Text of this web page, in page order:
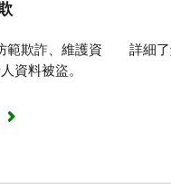
範欺詐、維護資
資料被盜。
詳細